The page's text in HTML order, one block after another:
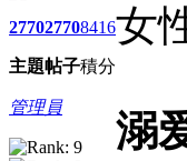
2770
主題
2770
帖子
8416
積分
管理員
女
溺